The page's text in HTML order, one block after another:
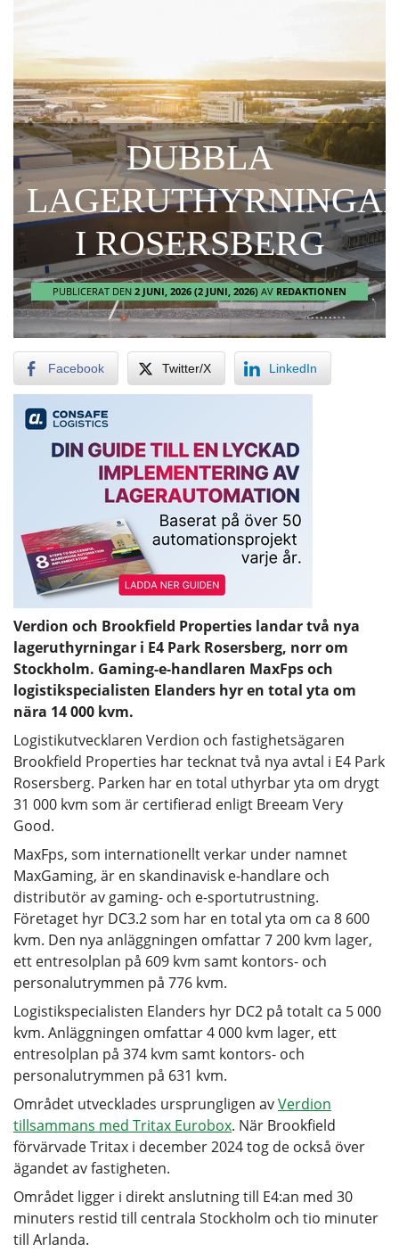
DUBBLA
I ROSERSBERG
PUBLICERAT DEN 2 JUNI, 2026 (2 JUNI, 2026) AV REDAKTIONEN
Facebook Twitter/X LinkedIn
Verdion och Brookfield Properties landar två nya
lageruthyrningar i E4 Park Rosersberg, norr om
Stockholm. Gaming-e-handlaren MaxFps och
logistikspecialisten Elanders hyr en total yta om
nära 14 000 kvm.
Logistikutvecklaren Verdion och fastighetsägaren
Brookfield Properties har tecknat två nya avtal i E4 Park
Rosersberg. Parken har en total uthyrbar yta om drygt
31 000 kvm som är certifierad enligt Breeam Very
Good.
MaxFps, som internationellt verkar under namnet
MaxGaming, är en skandinavisk e-handlare och
distributör av gaming- och e-sportutrustning.
Företaget hyr DC3.2 som har en total yta om ca 8 600
kvm. Den nya anläggningen omfattar 7 200 kvm lager,
ett entresolplan på 609 kvm samt kontors- och
personalutrymmen på 776 kvm.
Logistikspecialisten Elanders hyr DC2 på totalt ca 5 000
kvm. Anläggningen omfattar 4 000 kvm lager, ett
entresolplan på 374 kvm samt kontors- och
personalutrymmen på 631 kvm.
Området utvecklades ursprungligen avVerdion
tillsammans med Tritax Eurobox. När Brookfield
förvärvade Tritax i december 2024 tog de också över
ägandet av fastigheten.
Området ligger i direkt anslutning till E4:an med 30
minuters restid till centrala Stockholm och tio minuter
till Arlanda.